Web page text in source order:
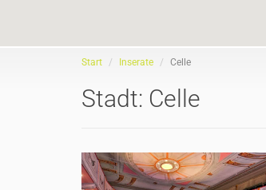
Start Inserate Celle
Stadt: Celle